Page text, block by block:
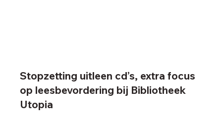
Stopzetting uitleen cd’s, extra focus
op leesbevordering bij Bibliotheek
Utopia